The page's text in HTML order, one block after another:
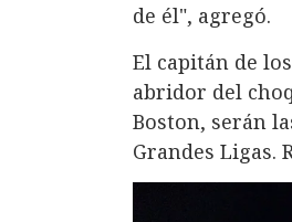
de él", agregó.
El capitán de
abridor del
Boston, serán
Grandes Ligas.